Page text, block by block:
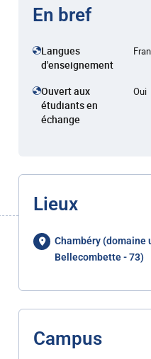
En bref
Langues
d'enseignement
Ouvert aux
étudiants en
échange
Oui
Lieux
Chambéry (domaine
Bellecombette - 73)
Campus